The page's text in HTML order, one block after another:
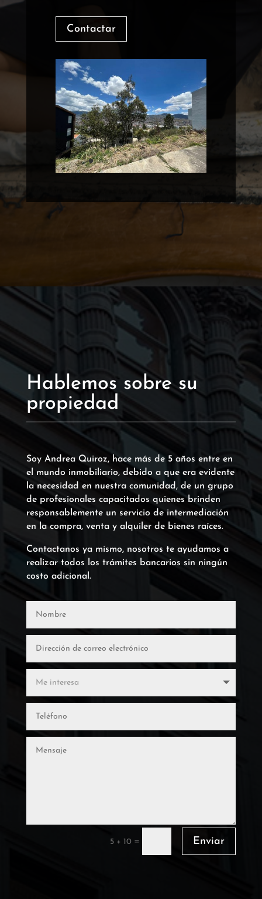
Contactar
Hablemos sobre su
propiedad
Soy Andrea Quiroz, hace más de 5 años entre en
el mundo inmobiliario, debido a que era evidente
la necesidad en nuestra comunidad, de un grupo
de profesionales capacitados quienes brinden
responsablemente un servicio de intermediación
en la compra, venta y alquiler de bienes raíces.
Contactanos ya mismo, nosotros te ayudamos a
realizar todos los trámites bancarios sin ningún
costo adicional.
5 + 10 = Enviar